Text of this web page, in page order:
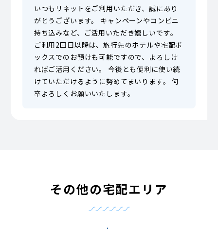
いつもリネットをご利用いただき、誠にあり
がとうございます。 キャンペーンやコンビニ
持ち込みなど、ご活用いただき嬉しいです。
ご利用2回目以降は、旅行先のホテルや宅配ボ
ックスでのお預けも可能ですので、よろしけ
ればご活用ください。 今後とも便利に使い続
けていただけるように努めてまいります。 何
卒よろしくお願いいたします。
その他の宅配エリア